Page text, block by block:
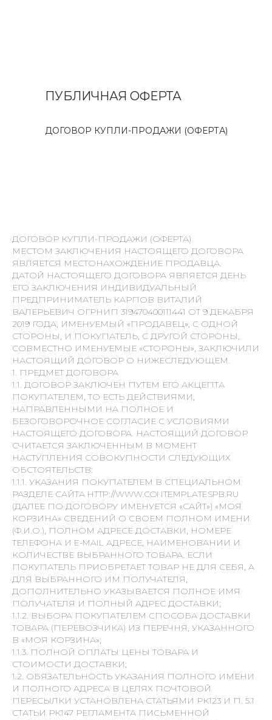
ПУБЛИЧНАЯ ОФЕРТА
ДОГОВОР КУПЛИ-ПРОДАЖИ (ОФЕРТА)
ДОГОВОР КУПЛИ-ПРОДАЖИ (ОФЕРТА)
МЕСТОМ ЗАКЛЮЧЕНИЯ НАСТОЯЩЕГО ДОГОВОРА
ЯВЛЯЕТСЯ МЕСТОНАХОЖДЕНИЕ ПРОДАВЦА.
ДАТОЙ НАСТОЯЩЕГО ДОГОВОРА ЯВЛЯЕТСЯ ДЕНЬ
ЕГО ЗАКЛЮЧЕНИЯ ИНДИВИДУАЛЬНЫЙ
ПРЕДПРИНИМАТЕЛЬ КАРПОВ ВИТАЛИЙ
ВАЛЕРЬЕВИЧ ОГРНИП 319470400111441 ОТ 9 ДЕКАБРЯ
2019 ГОДА, ИМЕНУЕМЫЙ «ПРОДАВЕЦ», С ОДНОЙ
СТОРОНЫ, И ПОКУПАТЕЛЬ, С ДРУГОЙ СТОРОНЫ,
СОВМЕСТНО ИМЕНУЕМЫЕ «СТОРОНЫ», ЗАКЛЮЧИЛИ
НАСТОЯЩИЙ ДОГОВОР О НИЖЕСЛЕДУЮЩЕМ.
1. ПРЕДМЕТ ДОГОВОРА
1.1. ДОГОВОР ЗАКЛЮЧЕН ПУТЕМ ЕГО АКЦЕПТА
ПОКУПАТЕЛЕМ, ТО ЕСТЬ ДЕЙСТВИЯМИ,
НАПРАВЛЕННЫМИ НА ПОЛНОЕ И
БЕЗОГОВОРОЧНОЕ СОГЛАСИЕ С УСЛОВИЯМИ
НАСТОЯЩЕГО ДОГОВОРА. НАСТОЯЩИЙ ДОГОВОР
СЧИТАЕТСЯ ЗАКЛЮЧЕННЫМ В МОМЕНТ
НАСТУПЛЕНИЯ СОВОКУПНОСТИ СЛЕДУЮЩИХ
ОБСТОЯТЕЛЬСТВ:
1.1.1. УКАЗАНИЯ ПОКУПАТЕЛЕМ В СПЕЦИАЛЬНОМ
РАЗДЕЛЕ САЙТА HTTP://WWW.CONTEMPLATESPB.RU
(ДАЛЕЕ ПО ДОГОВОРУ ИМЕНУЕТСЯ «САЙТ») «МОЯ
КОРЗИНА» СВЕДЕНИЙ О СВОЕМ ПОЛНОМ ИМЕНИ
(Ф.И.О.), ПОЛНОМ АДРЕСЕ ДОСТАВКИ, НОМЕРЕ
ТЕЛЕФОНА И E-MAIL АДРЕСЕ, НАИМЕНОВАНИИ И
КОЛИЧЕСТВЕ ВЫБРАННОГО ТОВАРА. ЕСЛИ
ПОКУПАТЕЛЬ ПРИОБРЕТАЕТ ТОВАР НЕ ДЛЯ СЕБЯ, А
ДЛЯ ВЫБРАННОГО ИМ ПОЛУЧАТЕЛЯ,
ДОПОЛНИТЕЛЬНО УКАЗЫВАЕТСЯ ПОЛНОЕ ИМЯ
ПОЛУЧАТЕЛЯ И ПОЛНЫЙ АДРЕС ДОСТАВКИ;
1.1.2. ВЫБОРА ПОКУПАТЕЛЕМ СПОСОБА ДОСТАВКИ
ТОВАРА (ПЕРЕВОЗЧИКА) ИЗ ПЕРЕЧНЯ, УКАЗАННОГО
В «МОЯ КОРЗИНА»;
1.1.3. ПОЛНОЙ ОПЛАТЫ ЦЕНЫ ТОВАРА И
СТОИМОСТИ ДОСТАВКИ;
1.2. ОБЯЗАТЕЛЬНОСТЬ УКАЗАНИЯ ПОЛНОГО ИМЕНИ
И ПОЛНОГО АДРЕСА В ЦЕЛЯХ ПОЧТОВОЙ
ПЕРЕСЫЛКИ УСТАНОВЛЕНА СТАТЬЯМИ РК123 И П. 5.1
СТАТЬИ РК147 РЕГЛАМЕНТА ПИСЬМЕННОЙ